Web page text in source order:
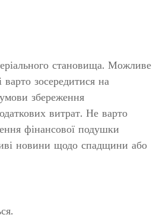
становища. Можливе
зосередитися на
збереження
витрат. Не варто
фінансової подушки
новини щодо спадщини або